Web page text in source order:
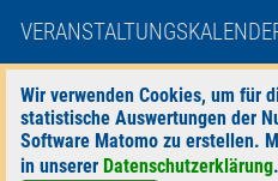
Wir verwenden Cookies, um für
statistische Auswertungen der
Software Matomo zu erstellen.
in unserer Datenschutzerklärung